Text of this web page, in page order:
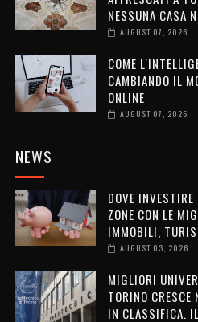
NESSUNA CASA
AUGUST 07, 2026
COME
CAMBIANDO IL
ONLINE
AUGUST 07, 2026
NEWS
DOVE
ZONE CON LE
IMMOBILI,
AUGUST 03, 2026
MIGLIORI
TORINO
IN CLASSIFICA.